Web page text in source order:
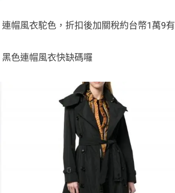
連帽風衣駝色，折扣後加關稅約台幣1萬9有
黑色連帽風衣快缺碼囉